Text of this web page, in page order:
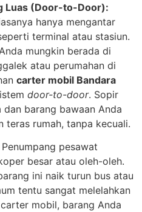
Luas (Door-to-Door):
hanya mengantar
terminal atau stasiun.
mungkin berada di
atau perumahan di
carter mobil Bandara
door-to-door. Sopir
barang bawaan Anda
teras rumah, tanpa kecuali.
Penumpang pesawat
besar atau oleh-oleh.
ini naik turun bus atau
tentu sangat melelahkan
mobil, barang Anda